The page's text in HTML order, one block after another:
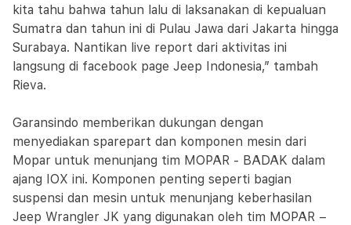
kita tahu bahwa tahun lalu di laksanakan di kepualuan
Sumatra dan tahun ini di Pulau Jawa dari Jakarta hingga
Surabaya. Nantikan live report dari aktivitas ini
langsung di facebook page Jeep Indonesia,” tambah
Rieva.
Garansindo memberikan dukungan dengan
menyediakan sparepart dan komponen mesin dari
Mopar untuk menunjang tim MOPAR - BADAK dalam
ajang IOX ini. Komponen penting seperti bagian
suspensi dan mesin untuk menunjang keberhasilan
Jeep Wrangler JK yang digunakan oleh tim MOPAR –